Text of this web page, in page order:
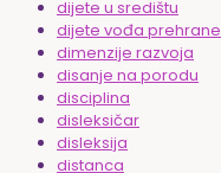
dijete u središtu
dijete vođa prehrane
dimenzije razvoja
disanje na porodu
disciplina
disleksičar
disleksija
distanca